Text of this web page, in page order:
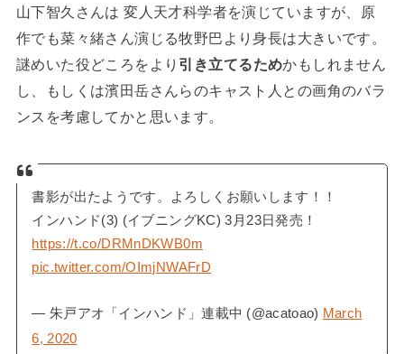
山下智久さんは 変人天才科学者を演じていますが、原
作でも菜々緒さん演じる牧野巴より身長は大きいです。
謎めいた役どころをより 引き立てるためかもしれません
し、もしくは濱田岳さんらのキャスト人との画角のバラ
ンスを考慮してかと思います。
書影が出たようです。よろしくお願いします！！
インハンド(3) (イブニングKC) 3月23日発売！
https://t.co/DRMnDKWB0m
pic.twitter.com/OImjNWAFrD
— 朱戸アオ「インハンド」連載中 (@acatoao) March
6, 2020